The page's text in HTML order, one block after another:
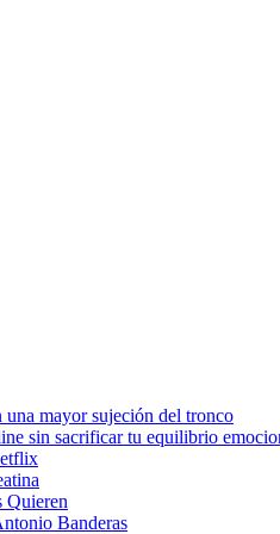
mayor sujeción del tronco
sin sacrificar tu equilibrio
Quieren
Banderas